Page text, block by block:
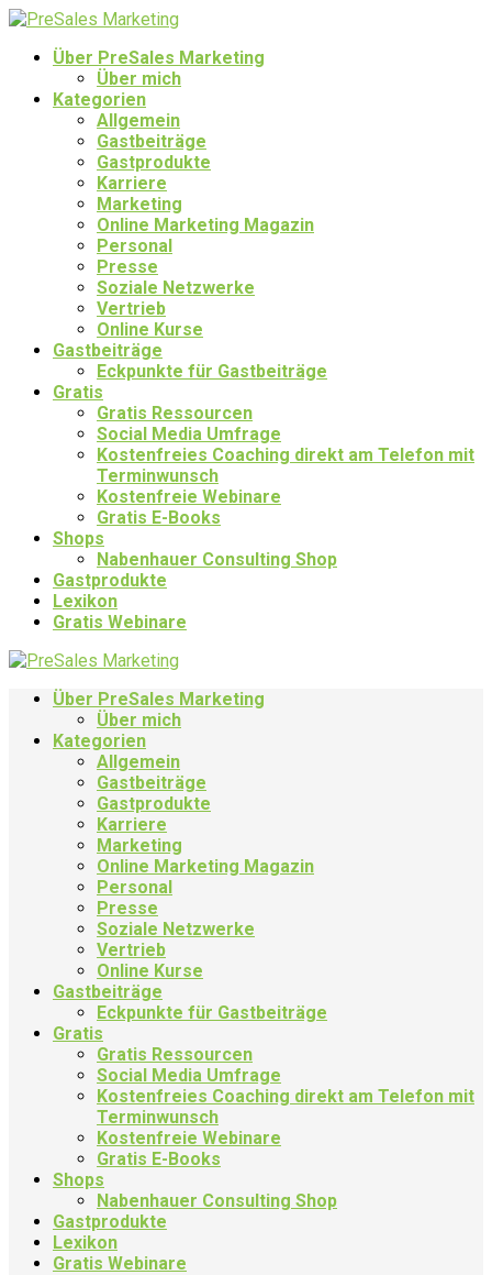
Über PreSales Marketing
Über mich
Kategorien
Allgemein
Gastbeiträge
Gastprodukte
Karriere
Marketing
Online Marketing Magazin
Personal
Presse
Soziale Netzwerke
Vertrieb
Online Kurse
Gastbeiträge
Eckpunkte für Gastbeiträge
Gratis
Gratis Ressourcen
Social Media Umfrage
Kostenfreies Coaching direkt am Telefon mit
Terminwunsch
Kostenfreie Webinare
Gratis E-Books
Shops
Nabenhauer Consulting Shop
Gastprodukte
Lexikon
Gratis Webinare
Über PreSales Marketing
Über mich
Kategorien
Allgemein
Gastbeiträge
Gastprodukte
Karriere
Marketing
Online Marketing Magazin
Personal
Presse
Soziale Netzwerke
Vertrieb
Online Kurse
Gastbeiträge
Eckpunkte für Gastbeiträge
Gratis
Gratis Ressourcen
Social Media Umfrage
Kostenfreies Coaching direkt am Telefon mit
Terminwunsch
Kostenfreie Webinare
Gratis E-Books
Shops
Nabenhauer Consulting Shop
Gastprodukte
Lexikon
Gratis Webinare